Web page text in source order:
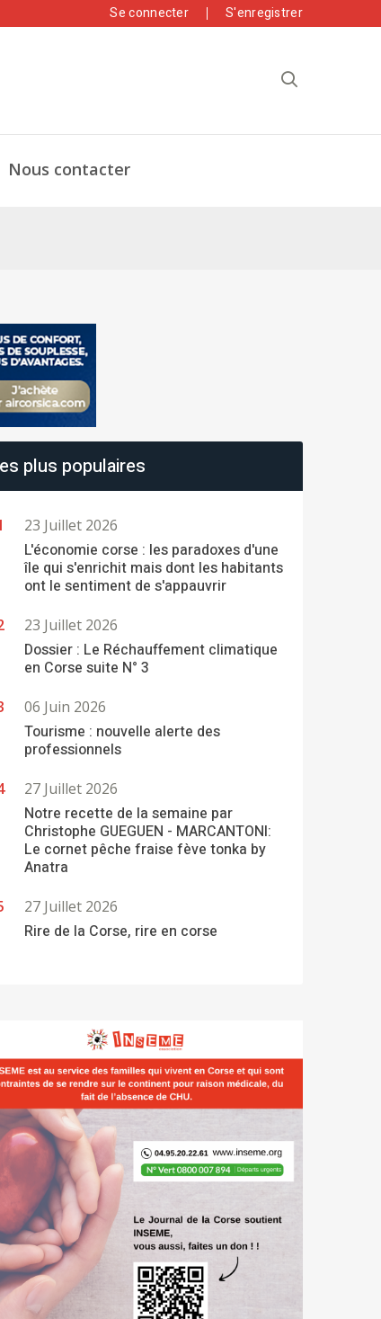
Se connecter S'enregistrer
Nous contacter
plus populaires
23 Juillet 2026
L'économie corse : les paradoxes d'une
île qui s'enrichit mais dont les habitants
ont le sentiment de s'appauvrir
23 Juillet 2026
Dossier : Le Réchauffement climatique
en Corse suite N° 3
06 Juin 2026
Tourisme : nouvelle alerte des
professionnels
27 Juillet 2026
Notre recette de la semaine par
Christophe GUEGUEN - MARCANTONI:
Le cornet pêche fraise fève tonka by
Anatra
27 Juillet 2026
Rire de la Corse, rire en corse